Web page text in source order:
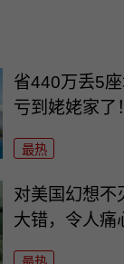
省440万丢5
亏到姥姥家了！
最热
对美国幻想不
大错，令人痛